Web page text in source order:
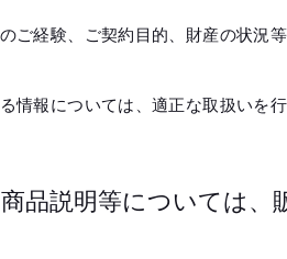
ご経験、ご契約目的、財産の状況
情報については、適正な取扱いを
品説明等については、